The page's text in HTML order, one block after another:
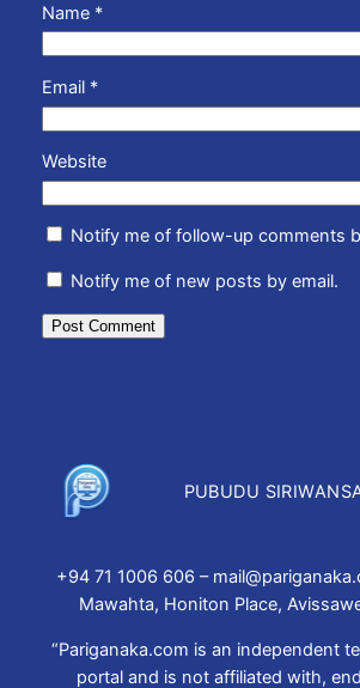
Name *
Email *
Website
Notify me of follow-up comments
Notify me of new posts by email.
PUBUDU
+94 71 1006 606 –
Mawahta, Honiton Place,
“Pariganaka.com is an independent
portal and is not affiliated with,